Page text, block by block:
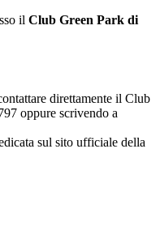
il Club Green Park di
direttamente il Club
oppure scrivendo a
sul sito ufficiale della